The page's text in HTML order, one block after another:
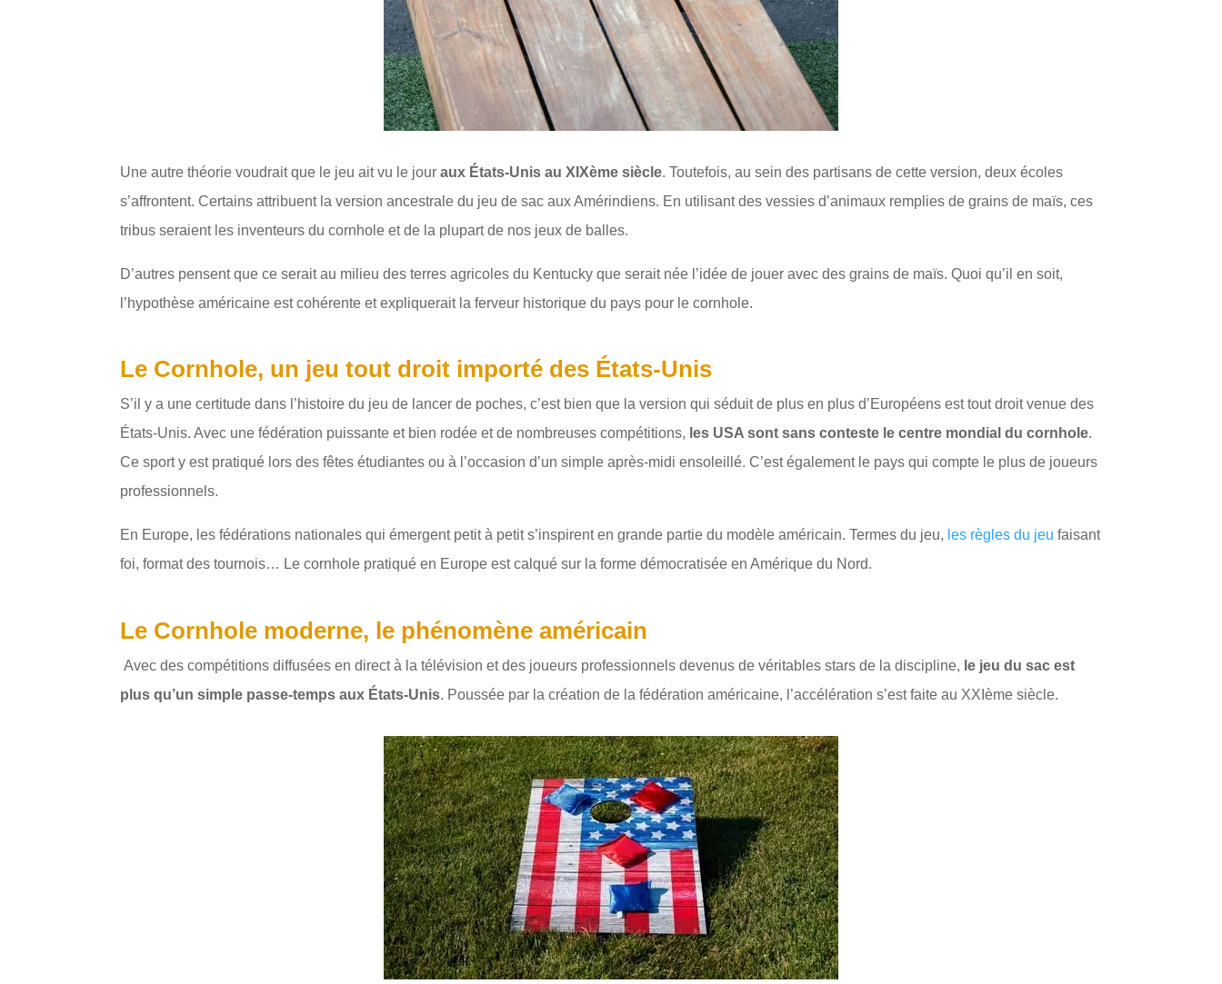
Une autre théorie voudrait que le jeu ait vu le jour aux États-Unis au XIXème siècle. Toutefois, au sein des partisans de cette version, deux écoles
s’affrontent. Certains attribuent la version ancestrale du jeu de sac aux Amérindiens. En utilisant des vessies d’animaux remplies de grains de maïs, ces
tribus seraient les inventeurs du cornhole et de la plupart de nos jeux de balles.
D’autres pensent que ce serait au milieu des terres agricoles du Kentucky que serait née l’idée de jouer avec des grains de maïs. Quoi qu’il en soit,
l’hypothèse américaine est cohérente et expliquerait la ferveur historique du pays pour le cornhole.
Le Cornhole, un jeu tout droit importé des États-Unis
S’il y a une certitude dans l’histoire du jeu de lancer de poches, c’est bien que la version qui séduit de plus en plus d’Européens est tout droit venue des
États-Unis. Avec une fédération puissante et bien rodée et de nombreuses compétitions, les USA sont sans conteste le centre mondial du cornhole.
Ce sport y est pratiqué lors des fêtes étudiantes ou à l’occasion d’un simple après-midi ensoleillé. C’est également le pays qui compte le plus de joueurs
professionnels.
En Europe, les fédérations nationales qui émergent petit à petit s’inspirent en grande partie du modèle américain. Termes du jeu, les règles du jeu faisant
foi, format des tournois… Le cornhole pratiqué en Europe est calqué sur la forme démocratisée en Amérique du Nord.
Le Cornhole moderne, le phénomène américain
Avec des compétitions diffusées en direct à la télévision et des joueurs professionnels devenus de véritables stars de la discipline, le jeu du sac est
plus qu’un simple passe-temps aux États-Unis. Poussée par la création de la fédération américaine, l’accélération s’est faite au XXIème siècle.